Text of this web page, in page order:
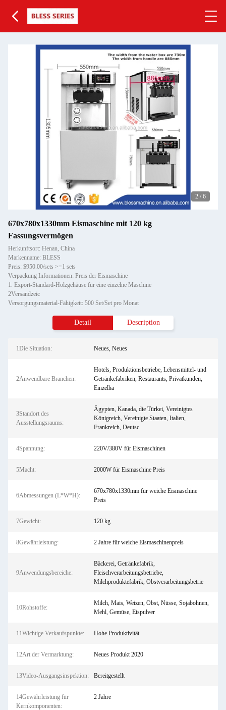
2 / 6
670x780x1330mm Eismaschine mit 120 kg
Fassungsvermögen
Herkunftsort: Henan, China
Markenname: BLESS
Preis: $950.00/sets >=1 sets
Verpackung Informationen: Preis der Eismaschine
1. Export-Standard-Holzgehäuse für eine einzelne Maschine
2Versandzeic
Versorgungsmaterial-Fähigkeit: 500 Set/Set pro Monat
Detail Description
1Die Situation: Neues, Neues
2Anwendbare Branchen:
Hotels, Produktionsbetriebe, Lebensmittel- und
Getränkefabriken, Restaurants, Privatkunden,
Einzelha
3Standort des
Ausstellungsraums:
Ägypten, Kanada, die Türkei, Vereinigtes
Königreich, Vereinigte Staaten, Italien,
Frankreich, Deutsc
4Spannung: 220V/380V für Eismaschinen
5Macht: 2000W für Eismaschine Preis
6Abmessungen (L*W*H):
670x780x1330mm für weiche Eismaschine
Preis
7Gewicht: 120 kg
8Gewährleistung: 2 Jahre für weiche Eismaschinenpreis
9Anwendungsbereiche:
Bäckerei, Getränkefabrik,
Fleischverarbeitungsbetriebe,
Milchproduktefabrik, Obstverarbeitungsbetrie
10Rohstoffe:
Milch, Mais, Weizen, Obst, Nüsse, Sojabohnen,
Mehl, Gemüse, Eispulver
11Wichtige Verkaufspunkte: Hohe Produktivität
12Art der Vermarktung: Neues Produkt 2020
13Video-Ausgangsinspektion: Bereitgestellt
14Gewährleistung für
Kernkomponenten:
2 Jahre